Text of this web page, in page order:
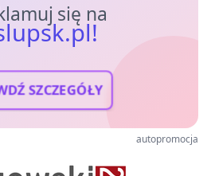
się na
SZCZEGÓŁY
autopromocja